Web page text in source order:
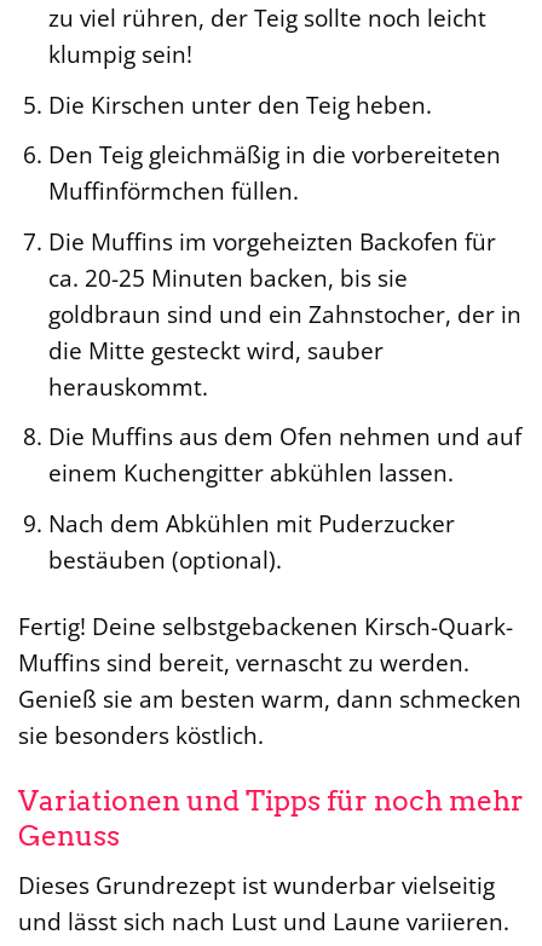
zu viel rühren, der Teig sollte noch leicht
klumpig sein!
Die Kirschen unter den Teig heben.
Den Teig gleichmäßig in die vorbereiteten
Muffinförmchen füllen.
Die Muffins im vorgeheizten Backofen für
ca. 20-25 Minuten backen, bis sie
goldbraun sind und ein Zahnstocher, der in
die Mitte gesteckt wird, sauber
herauskommt.
Die Muffins aus dem Ofen nehmen und auf
einem Kuchengitter abkühlen lassen.
Nach dem Abkühlen mit Puderzucker
bestäuben (optional).
Fertig! Deine selbstgebackenen Kirsch-Quark-
Muffins sind bereit, vernascht zu werden.
Genieß sie am besten warm, dann schmecken
sie besonders köstlich.
Variationen und Tipps für noch mehr
Genuss
Dieses Grundrezept ist wunderbar vielseitig
und lässt sich nach Lust und Laune variieren.